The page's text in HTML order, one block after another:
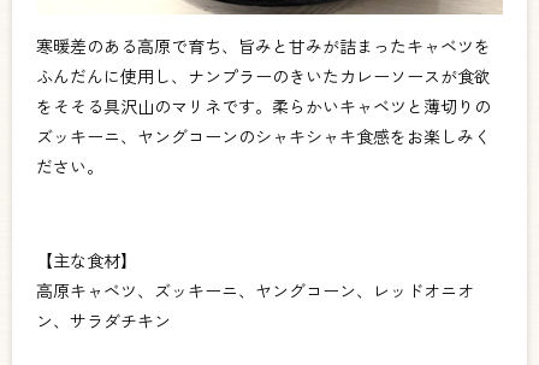
寒暖差のある高原で育ち、旨みと甘みが詰まったキャベツを
ふんだんに使用し、ナンプラーのきいたカレーソースが食欲
をそそる具沢山のマリネです。柔らかいキャベツと薄切りの
ズッキーニ、ヤングコーンのシャキシャキ食感をお楽しみく
ださい。
【主な食材】
高原キャベツ、ズッキーニ、ヤングコーン、レッドオニオ
ン、サラダチキン